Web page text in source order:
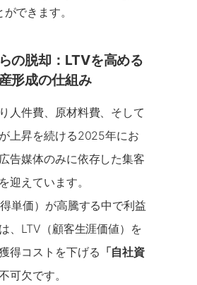
ができます。
の脱却：LTVを高める
形成の仕組み
人件費、原材料費、そして
上昇を続ける2025年にお
告媒体のみに依存した集客
迎えています。
単価）が高騰する中で利益
、LTV（顧客生涯価値）を
得コストを下げる 「自社資
可欠です。